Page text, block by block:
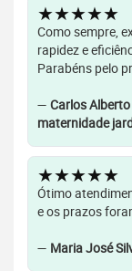
★★★★★
Como sempre,
rapidez e
Parabéns pelo
— Carlos
maternidade
★★★★★
Ótimo
e os prazos
— Maria José